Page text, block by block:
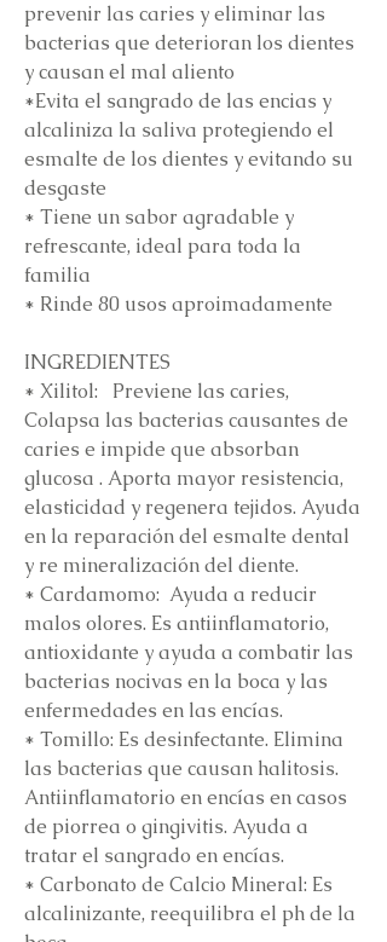
prevenir las caries y eliminar las
bacterias que deterioran los dientes
y causan el mal aliento
*Evita el sangrado de las encias y
alcaliniza la saliva protegiendo el
esmalte de los dientes y evitando su
desgaste
* Tiene un sabor agradable y
refrescante, ideal para toda la
familia
* Rinde 80 usos aproimadamente
INGREDIENTES
* Xilitol: Previene las caries,
Colapsa las bacterias causantes de
caries e impide que absorban
glucosa . Aporta mayor resistencia,
elasticidad y regenera tejidos. Ayuda
en la reparación del esmalte dental
y re mineralización del diente.
* Cardamomo: Ayuda a reducir
malos olores. Es antiinflamatorio,
antioxidante y ayuda a combatir las
bacterias nocivas en la boca y las
enfermedades en las encías.
* Tomillo: Es desinfectante. Elimina
las bacterias que causan halitosis.
Antiinflamatorio en encías en casos
de piorrea o gingivitis. Ayuda a
tratar el sangrado en encías.
* Carbonato de Calcio Mineral: Es
alcalinizante, reequilibra el ph de la